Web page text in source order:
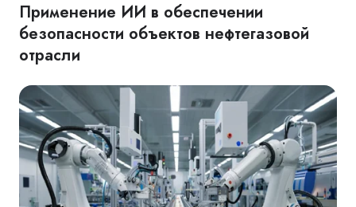
Применение ИИ в обеспечении
безопасности объектов нефтегазовой
отрасли